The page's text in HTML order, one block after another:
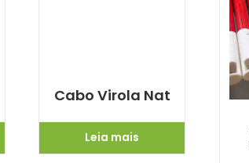
Cabo Virola Nat
Leia mais